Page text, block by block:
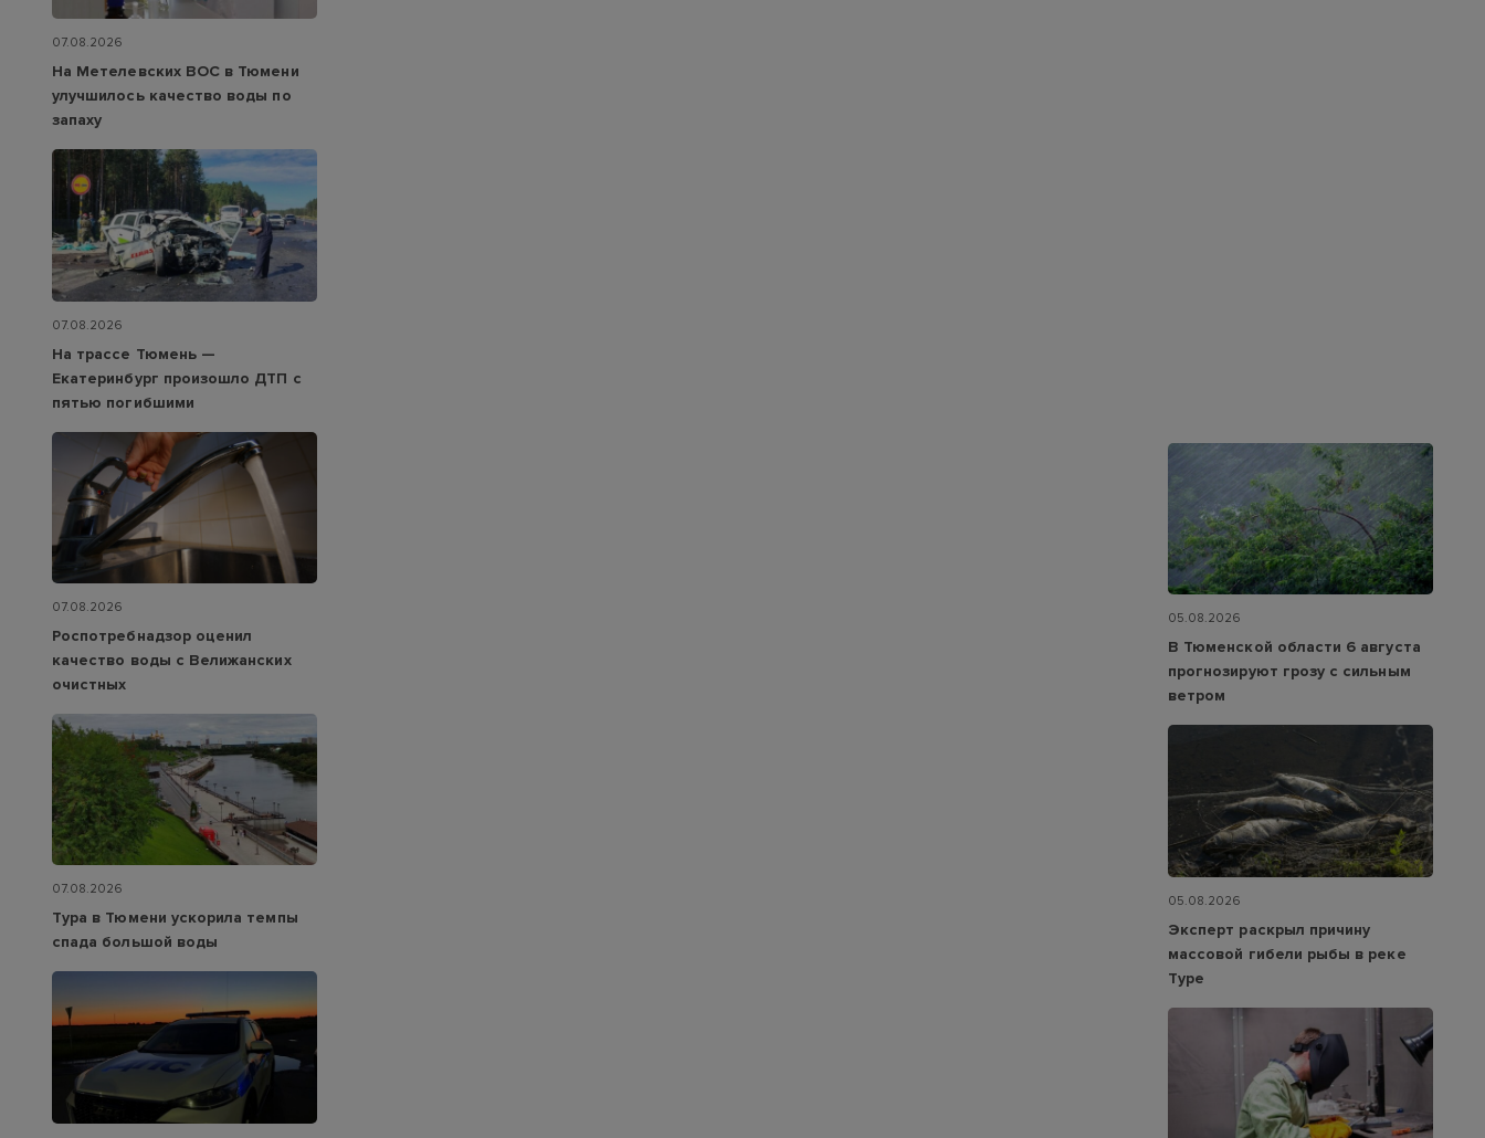
07.08.2026
На Метелевских ВОС в Тюмени
улучшилось качество воды по
запаху
07.08.2026
На трассе Тюмень —
Екатеринбург произошло ДТП с
пятью погибшими
07.08.2026
Роспотребнадзор оценил
качество воды с Велижанских
очистных
07.08.2026
Тура в Тюмени ускорила темпы
спада большой воды
05.08.2026
В Тюменской области 6 августа
прогнозируют грозу с сильным
ветром
05.08.2026
Эксперт раскрыл причину
массовой гибели рыбы в реке
Туре